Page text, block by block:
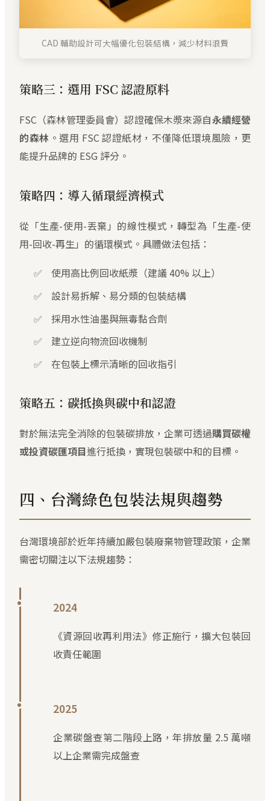
CAD 輔助設計可大幅優化包裝結構，減少材料浪費
策略三：選用 FSC 認證原料
FSC（森林管理委員會）認證確保木漿來源自永續經營
的森林 。選用 FSC 認證紙材，不僅降低環境風險，更
能提升品牌的 ESG 評分。
策略四：導入循環經濟模式
從「生產-使用-丟棄」的線性模式，轉型為「生產-使
用-回收-再生」的循環模式。具體做法包括：
使用高比例回收紙漿（建議 40% 以上）
設計易拆解、易分類的包裝結構
採用水性油墨與無毒黏合劑
建立逆向物流回收機制
在包裝上標示清晰的回收指引
策略五：碳抵換與碳中和認證
對於無法完全消除的包裝碳排放，企業可透過購買碳權
或投資碳匯項目進行抵換，實現包裝碳中和的目標。
四、台灣綠色包裝法規與趨勢
台灣環境部於近年持續加嚴包裝廢棄物管理政策，企業
需密切關注以下法規趨勢：
2024
《資源回收再利用法》修正施行，擴大包裝回
收責任範圍
2025
企業碳盤查第二階段上路，年排放量 2.5 萬噸
以上企業需完成盤查